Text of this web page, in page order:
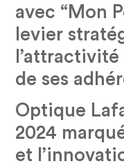
avec “Mon
levier
de ses
Optique
2024
et